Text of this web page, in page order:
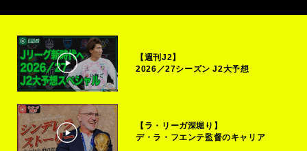
【週刊J2】
2026／27シーズン J2大予想
【ラ・リーガ深堀り】
デ・ラ・フエンテ監督のキャリア